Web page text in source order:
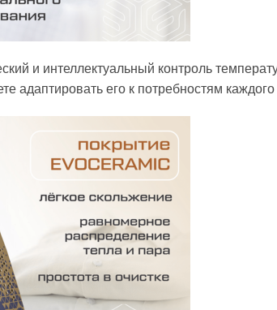
и интеллектуальный контроль
адаптировать его к потребностям каждого